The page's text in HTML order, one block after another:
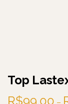
Top
R$99,00